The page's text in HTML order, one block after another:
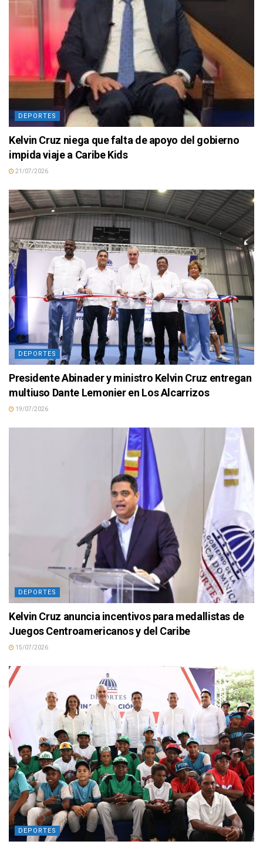
DEPORTES
Kelvin Cruz niega que falta de apoyo del gobierno
impida viaje a Caribe Kids
21/07/2026
DEPORTES
Presidente Abinader y ministro Kelvin Cruz entregan
multiuso Dante Lemonier en Los Alcarrizos
19/07/2026
DEPORTES
Kelvin Cruz anuncia incentivos para medallistas de
Juegos Centroamericanos y del Caribe
15/07/2026
DEPORTES